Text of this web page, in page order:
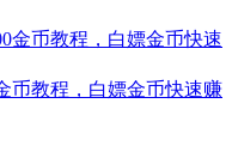
币教程，白嫖金币快速赚